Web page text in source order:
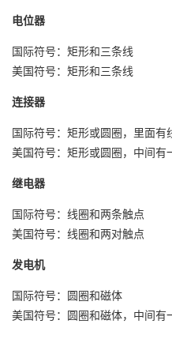
电位器
国际符号：矩形和三条线
美国符号：矩形和三条线
连接器
国际符号：矩形或圆圈，里面有
美国符号：矩形或圆圈，中间有
继电器
国际符号：线圈和两条触点
美国符号：线圈和两对触点
发电机
国际符号：圆圈和磁体
美国符号：圆圈和磁体，中间有